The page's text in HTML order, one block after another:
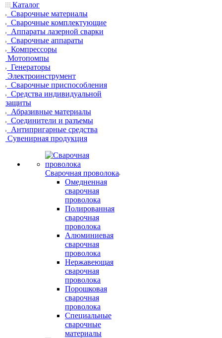
Каталог
Сварочные материалы
Сварочные комплектующие
Аппараты лазерной сварки
Сварочные аппараты
Компрессоры
Мотопомпы
Генераторы
Электроинструмент
Сварочные приспособления
Средства индивидуальной
защиты
Абразивные материалы
Соединители и разъемы
Антипригарные средства
Сувенирная продукция
Сварочная проволока
Омедненная
сварочная
проволока
Полированная
сварочная
проволока
Алюминиевая
сварочная
проволока
Нержавеющая
сварочная
проволока
Порошковая
сварочная
проволока
Специальные
сварочные
материалы